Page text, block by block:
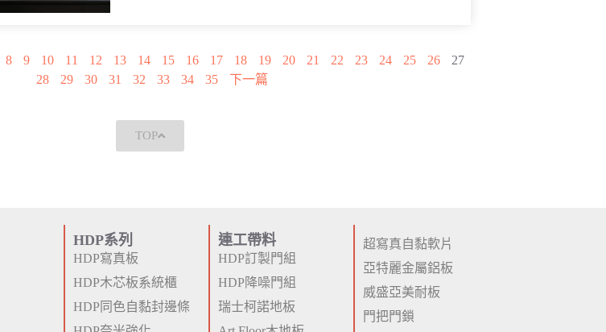
8 9 10 11 12 13 14 15 16 17 18 19 20 21 22 23 24 25 26
27
28
29 30 31 32 33 34 35 下一篇
TOP
HDP系列
HDP寫真板
HDP木芯板系統櫃
HDP同色自黏封邊條
連工帶料
HDP訂製門組
HDP降噪門組
瑞士柯諾地板
超寫真自黏軟片
亞特麗金屬鋁板
威盛亞美耐板
門把門鎖